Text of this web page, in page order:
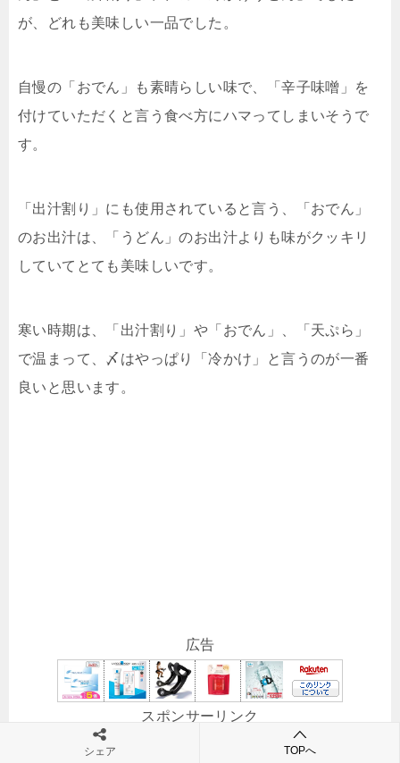
が、どれも美味しい一品でした。
自慢の「おでん」も素晴らしい味で、「辛子味噌」を
付けていただくと言う食べ方にハマってしまいそうで
す。
「出汁割り」にも使用されていると言う、「おでん」
のお出汁は、「うどん」のお出汁よりも味がクッキリ
していてとても美味しいです。
寒い時期は、「出汁割り」や「おでん」、「天ぷら」
で温まって、〆はやっぱり「冷かけ」と言うのが一番
良いと思います。
広告
スポンサーリンク
シェア TOPへ